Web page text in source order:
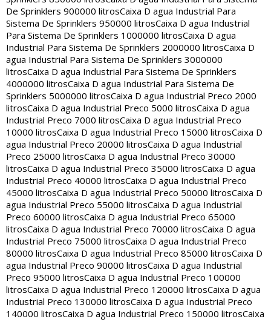
De Sprinklers 900000 litrosCaixa D agua Industrial Para
Sistema De Sprinklers 950000 litrosCaixa D agua Industrial
Para Sistema De Sprinklers 1000000 litrosCaixa D agua
Industrial Para Sistema De Sprinklers 2000000 litrosCaixa D
agua Industrial Para Sistema De Sprinklers 3000000
litrosCaixa D agua Industrial Para Sistema De Sprinklers
4000000 litrosCaixa D agua Industrial Para Sistema De
Sprinklers 5000000 litrosCaixa D agua Industrial Preco 2000
litrosCaixa D agua Industrial Preco 5000 litrosCaixa D agua
Industrial Preco 7000 litrosCaixa D agua Industrial Preco
10000 litrosCaixa D agua Industrial Preco 15000 litrosCaixa D
agua Industrial Preco 20000 litrosCaixa D agua Industrial
Preco 25000 litrosCaixa D agua Industrial Preco 30000
litrosCaixa D agua Industrial Preco 35000 litrosCaixa D agua
Industrial Preco 40000 litrosCaixa D agua Industrial Preco
45000 litrosCaixa D agua Industrial Preco 50000 litrosCaixa D
agua Industrial Preco 55000 litrosCaixa D agua Industrial
Preco 60000 litrosCaixa D agua Industrial Preco 65000
litrosCaixa D agua Industrial Preco 70000 litrosCaixa D agua
Industrial Preco 75000 litrosCaixa D agua Industrial Preco
80000 litrosCaixa D agua Industrial Preco 85000 litrosCaixa D
agua Industrial Preco 90000 litrosCaixa D agua Industrial
Preco 95000 litrosCaixa D agua Industrial Preco 100000
litrosCaixa D agua Industrial Preco 120000 litrosCaixa D agua
Industrial Preco 130000 litrosCaixa D agua Industrial Preco
140000 litrosCaixa D agua Industrial Preco 150000 litrosCaixa